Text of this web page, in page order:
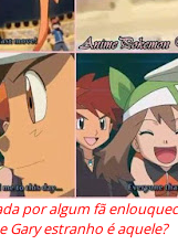
por algum fã
Gary estranho é aquele?